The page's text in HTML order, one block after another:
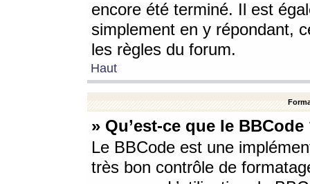
encore été terminé. Il est
simplement en y répondant,
les règles du forum.
Haut
» Qu’est-ce que le BBCode
Le BBCode est une
très bon contrôle de